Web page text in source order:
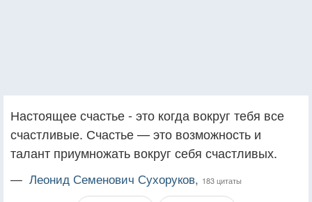
Настоящее счастье - это когда вокруг тебя все
счастливые. Счастье — это возможность и
талант приумножать вокруг себя счастливых.
— Леонид Семенович Сухоруков, 183 цитаты